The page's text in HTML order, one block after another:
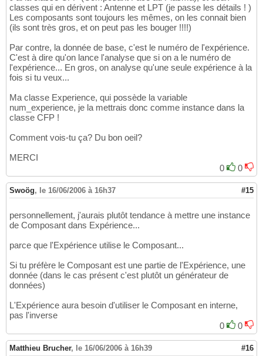
classes qui en dérivent : Antenne et LPT (je passe les détails ! )
Les composants sont toujours les mêmes, on les connait bien
(ils sont très gros, et on peut pas les bouger !!!!)
Par contre, la donnée de base, c'est le numéro de l'expérience.
C'est à dire qu'on lance l'analyse que si on a le numéro de
l'expérience... En gros, on analyse qu'une seule expérience à la
fois si tu veux...
Ma classe Experience, qui possède la variable
num_experience, je la mettrais donc comme instance dans la
classe CFP !
Comment vois-tu ça? Du bon oeil?
MERCI
0
0
Swoög, le 16/06/2006 à 16h37 #15
personnellement, j'aurais plutôt tendance à mettre une instance
de Composant dans Expérience...
parce que l'Expérience utilise le Composant...
Si tu préfère le Composant est une partie de l'Expérience, une
donnée (dans le cas présent c'est plutôt un générateur de
données)
L'Expérience aura besoin d'utiliser le Composant en interne,
pas l'inverse
0
0
Matthieu Brucher, le 16/06/2006 à 16h39 #16